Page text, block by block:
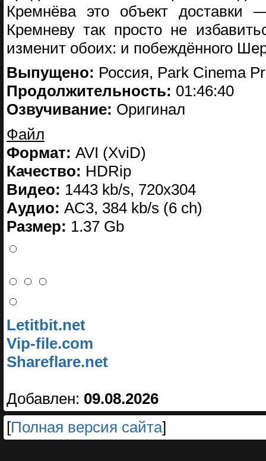
Кремнёва это объект доставки
Кремневу так просто не
изменит обоих: и побеждённого
Выпущено: Россия, Park Cinema
Продолжительность: 01:46:40
Озвучивание: Оригинал
Файл
Формат: AVI (XviD)
Качество: HDRip
Видео: 1443 kb/s, 720x304
Аудио: AC3, 384 kb/s (6 ch)
Размер: 1.37 Gb
Letitbit.net
Vip-file.com
Shareflare.net
Добавлен: 09.08.2026
[Полная версия сайта]